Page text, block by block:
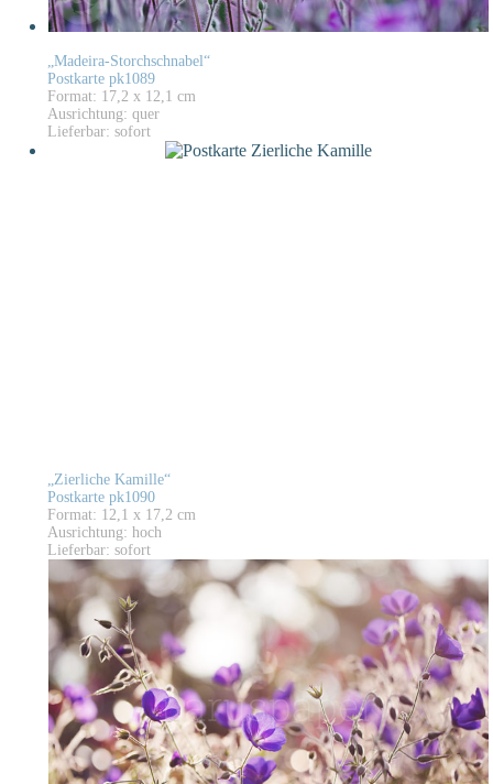
„Madeira-Storchschnabel“
Postkarte pk1089
Format: 17,2 x 12,1 cm
Ausrichtung: quer
Lieferbar: sofort
„Zierliche Kamille“
Postkarte pk1090
Format: 12,1 x 17,2 cm
Ausrichtung: hoch
Lieferbar: sofort